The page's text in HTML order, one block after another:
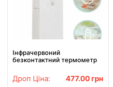
Інфрачервоний
безконтактний термометр
Дроп Ціна: 477.00 грн